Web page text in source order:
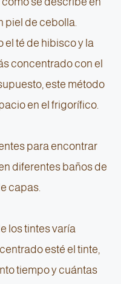
piel de cebolla.
el té de hibisco y la
concentrado con el
este método
en el frigorífico.
para encontrar
diferentes baños de
capas.
los tintes varía
esté el tinte,
tiempo y cuántas